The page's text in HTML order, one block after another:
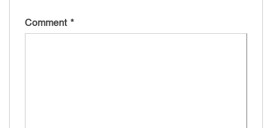
Comment *